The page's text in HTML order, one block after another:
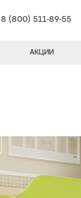
8 (800) 511-89-55
АКЦИИ